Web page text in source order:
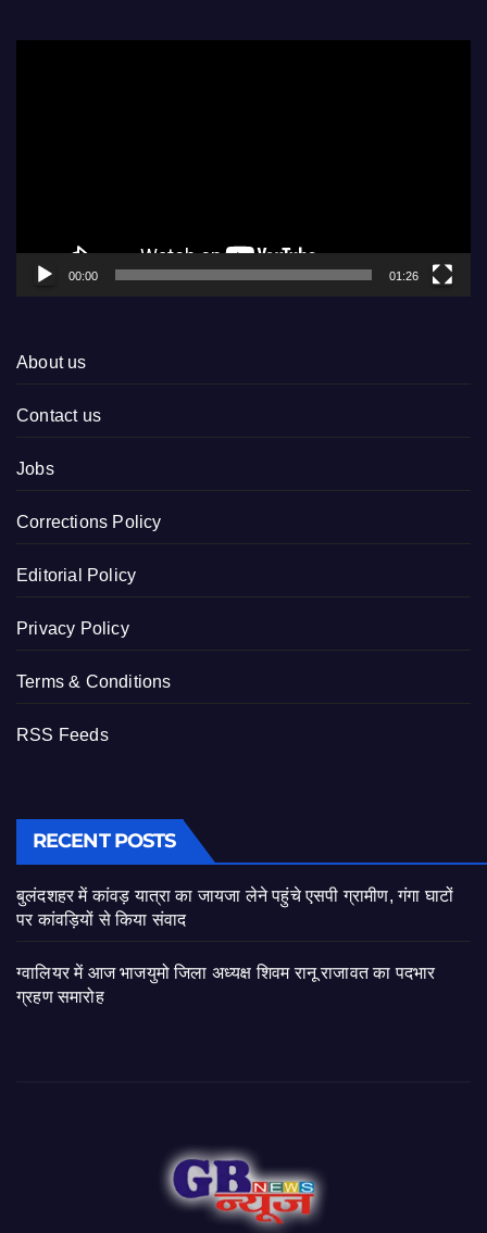
00:00 01:26
About us
Contact us
Jobs
Corrections Policy
Editorial Policy
Privacy Policy
Terms & Conditions
RSS Feeds
RECENT POSTS
बुलंदशहर में कांवड़ यात्रा का जायजा लेने पहुंचे एसपी ग्रामीण, गंगा घाटों
पर कांवड़ियों से किया संवाद
ग्वालियर में आज भाजयुमो जिला अध्यक्ष शिवम रानू राजावत का पदभार
ग्रहण समारोह